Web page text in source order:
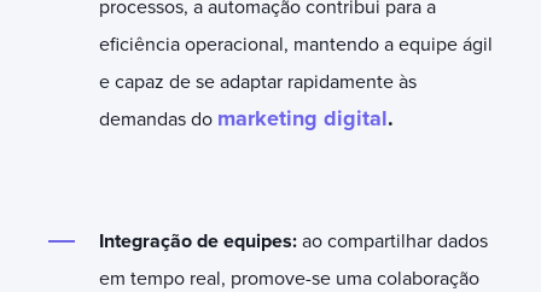
processos, a automação contribui para a
eficiência operacional, mantendo a equipe ágil
e capaz de se adaptar rapidamente às
demandas do marketing digital.
Integração de equipes: ao compartilhar dados
em tempo real, promove-se uma colaboração